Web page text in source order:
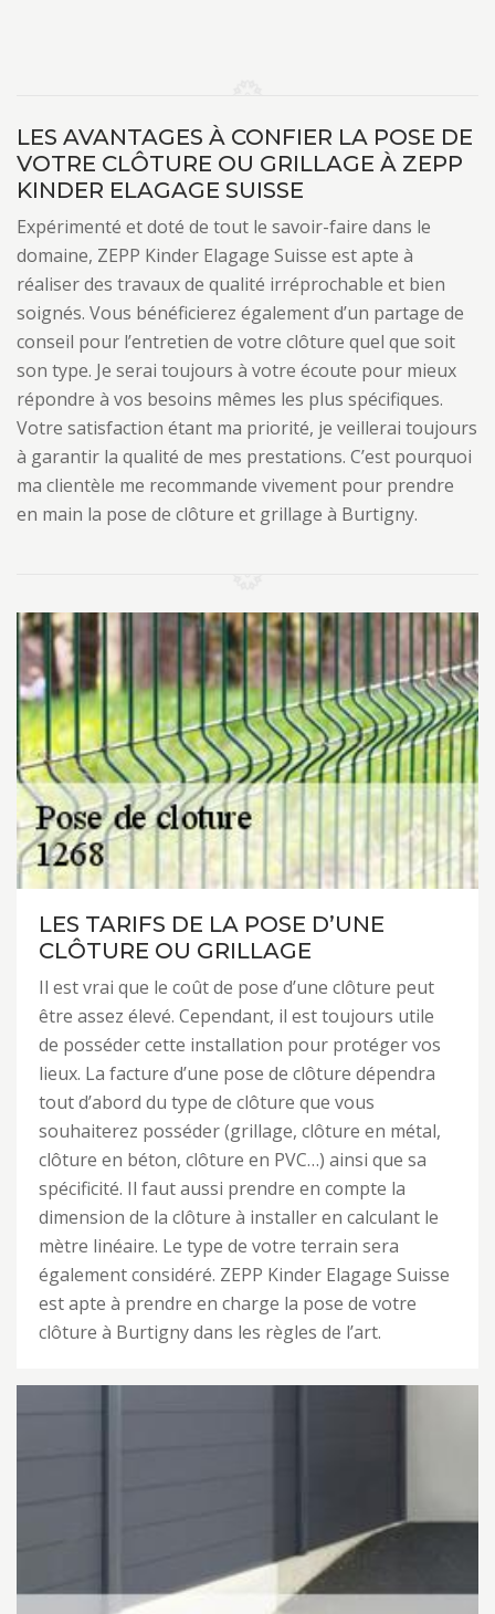
LES AVANTAGES À CONFIER LA POSE DE
VOTRE CLÔTURE OU GRILLAGE À ZEPP
KINDER ELAGAGE SUISSE
Expérimenté et doté de tout le savoir-faire dans le
domaine, ZEPP Kinder Elagage Suisse est apte à
réaliser des travaux de qualité irréprochable et bien
soignés. Vous bénéficierez également d’un partage de
conseil pour l’entretien de votre clôture quel que soit
son type. Je serai toujours à votre écoute pour mieux
répondre à vos besoins mêmes les plus spécifiques.
Votre satisfaction étant ma priorité, je veillerai toujours
à garantir la qualité de mes prestations. C’est pourquoi
ma clientèle me recommande vivement pour prendre
en main la pose de clôture et grillage à Burtigny.
LES TARIFS DE LA POSE D’UNE
CLÔTURE OU GRILLAGE
Il est vrai que le coût de pose d’une clôture peut
être assez élevé. Cependant, il est toujours utile
de posséder cette installation pour protéger vos
lieux. La facture d’une pose de clôture dépendra
tout d’abord du type de clôture que vous
souhaiterez posséder (grillage, clôture en métal,
clôture en béton, clôture en PVC…) ainsi que sa
spécificité. Il faut aussi prendre en compte la
dimension de la clôture à installer en calculant le
mètre linéaire. Le type de votre terrain sera
également considéré. ZEPP Kinder Elagage Suisse
est apte à prendre en charge la pose de votre
clôture à Burtigny dans les règles de l’art.